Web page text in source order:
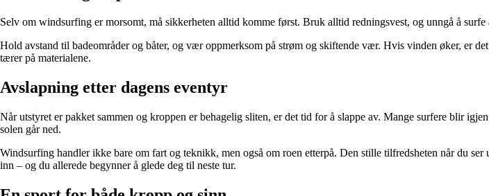
Selv om windsurfing er morsomt, må sikkerheten alltid komme først. Bruk alltid redningsvest, og unngå å
Hold avstand til badeområder og båter, og vær oppmerksom på strøm og skiftende vær. Hvis vinden øker, er
tærer på materialene.
Avslapning etter dagens eventyr
Når utstyret er pakket sammen og kroppen er behagelig sliten, er det tid for å slappe av. Mange surfere blir
solen går ned.
Windsurfing handler ikke bare om fart og teknikk, men også om roen etterpå. Den stille tilfredsheten når du
inn – og du allerede begynner å glede deg til neste tur.